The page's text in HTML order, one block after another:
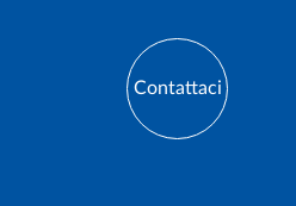
Contattaci